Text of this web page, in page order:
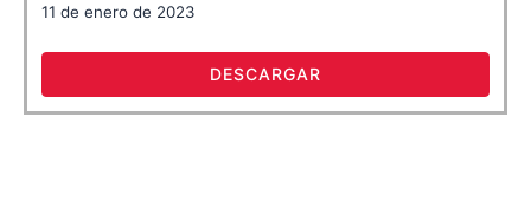
11 de enero de 2023
DESCARGAR